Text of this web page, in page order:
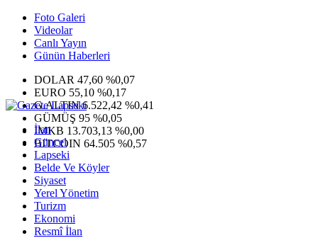
Foto Galeri
Videolar
Canlı Yayın
Günün Haberleri
DOLAR 47,60 %0,07
EURO 55,10 %0,17
G.ALTIN6.522,42 %0,41
GÜMÜŞ 95 %0,05
IMKB 13.703,13 %0,00
BITCOIN 64.505 %0,57
İlan
Güncel
Lapseki
Belde Ve Köyler
Siyaset
Yerel Yönetim
Turizm
Ekonomi
Resmî İlan